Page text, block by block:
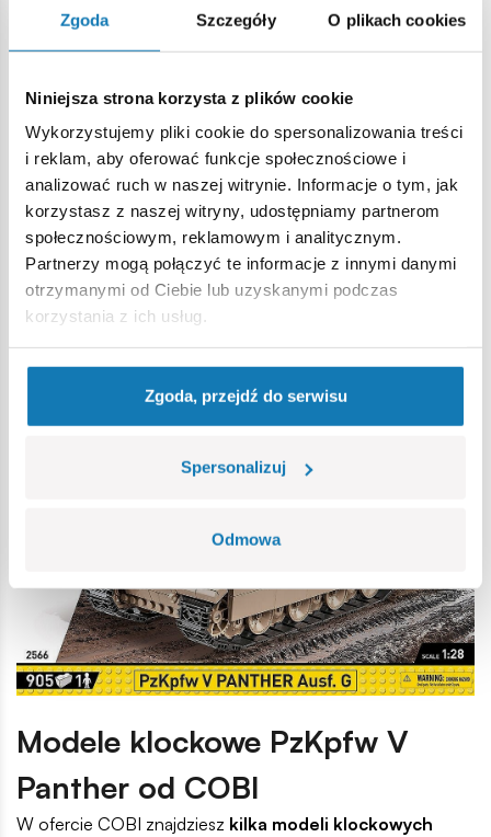
Zgoda Szczegóły O plikach cookies
Niniejsza strona korzysta z plików cookie
Wykorzystujemy pliki cookie do spersonalizowania treści
i reklam, aby oferować funkcje społecznościowe i
analizować ruch w naszej witrynie. Informacje o tym, jak
korzystasz z naszej witryny, udostępniamy partnerom
społecznościowym, reklamowym i analitycznym.
Partnerzy mogą połączyć te informacje z innymi danymi
otrzymanymi od Ciebie lub uzyskanymi podczas
korzystania z ich usług.
Zgoda, przejdź do serwisu
Spersonalizuj
Odmowa
Zasięg czołgu – 100 km (w terenie), 250 km (po drodze)
79 lub 82 naboje
/ 4200 nabojów
Pomimo wielu kontrowersji nie można odmówić tego, że
PzKpfw V Panther to jeden z najnowocześniejszych
czołgów II wojny światowej . Za początkowe problemy
techniczne odpowiadał przede wszystkim brak czasu i zbyt
szybkie wdrożenie czołgu do produkcji. Natomiast sam
koncept wozu i jego konstrukcja wyznaczyła zupełnie nowe
trendy w produkcji czołgów, podnosząc poprzeczkę o
Modele klockowe PzKpfw V
Panther od COBI
W ofercie COBI znajdziesz kilka modeli klockowych